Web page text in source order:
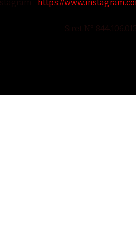
: https://
Siret N°